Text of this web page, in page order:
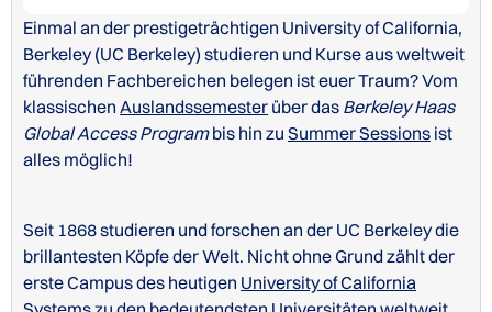
Einmal an der prestigeträchtigen University of California,
Berkeley (UC Berkeley) studieren und Kurse aus weltweit
führenden Fachbereichen belegen ist euer Traum? Vom
klassischen Auslandssemester über das Berkeley Haas
Global Access Programbis hin zu Summer Sessions ist
alles möglich!
Seit 1868 studieren und forschen an der UC Berkeley die
brillantesten Köpfe der Welt. Nicht ohne Grund zählt der
erste Campus des heutigen University of California